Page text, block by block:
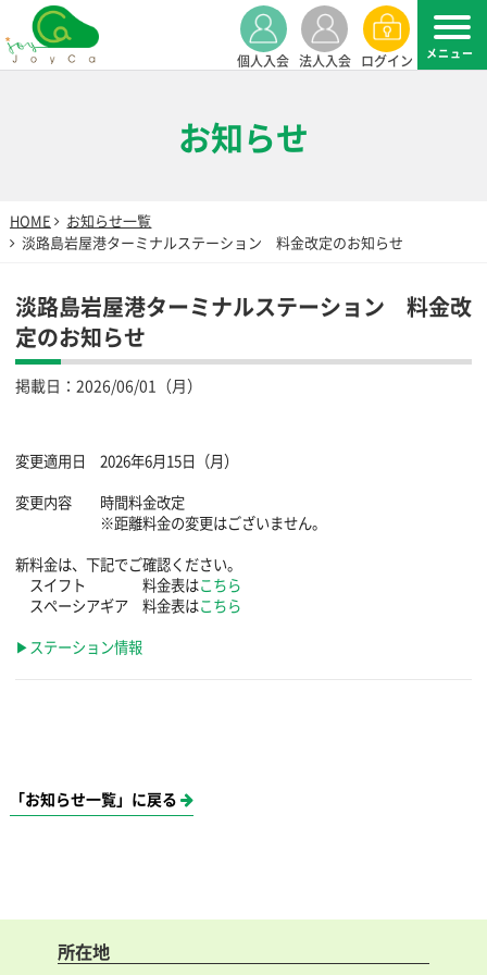
個人入会 法人入会 ログイン
お知らせ
HOME
お知らせ一覧
淡路島岩屋港ターミナルステーション 料金改定のお知らせ
淡路島岩屋港ターミナルステーション 料金改
定のお知らせ
掲載日： 2026/06/01（月）
変更適用日 2026年6月15日（月）
変更内容 時間料金改定
※距離料金の変更はございません。
新料金は、下記でご確認ください。
スイフト 料金表はこちら
スペーシアギア 料金表はこちら
▶ステーション情報
「お知らせ一覧」に戻る
所在地